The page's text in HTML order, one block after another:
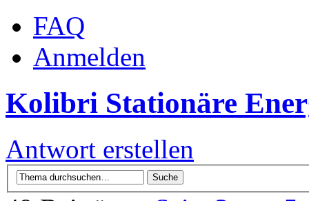
FAQ
Anmelden
Kolibri Stationäre
Antwort erstellen